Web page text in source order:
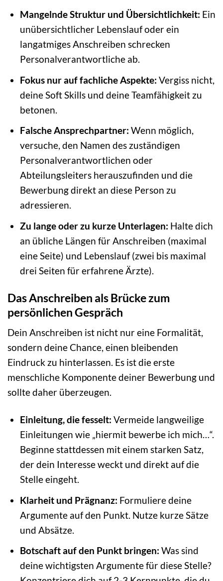
Mangelnde Struktur und Übersichtlichkeit: Ein
unübersichtlicher Lebenslauf oder ein
langatmiges Anschreiben schrecken
Personalverantwortliche ab.
Fokus nur auf fachliche Aspekte: Vergiss nicht,
deine Soft Skills und deine Teamfähigkeit zu
betonen.
Falsche Ansprechpartner: Wenn möglich,
versuche, den Namen des zuständigen
Personalverantwortlichen oder
Abteilungsleiters herauszufinden und die
Bewerbung direkt an diese Person zu
adressieren.
Zu lange oder zu kurze Unterlagen: Halte dich
an übliche Längen für Anschreiben (maximal
eine Seite) und Lebenslauf (zwei bis maximal
drei Seiten für erfahrene Ärzte).
Das Anschreiben als Brücke zum
persönlichen Gespräch
Dein Anschreiben ist nicht nur eine Formalität,
sondern deine Chance, einen bleibenden
Eindruck zu hinterlassen. Es ist die erste
menschliche Komponente deiner Bewerbung und
sollte daher überzeugen.
Einleitung, die fesselt: Vermeide langweilige
Einleitungen wie „hiermit bewerbe ich mich…“.
Beginne stattdessen mit einem starken Satz,
der dein Interesse weckt und direkt auf die
Stelle eingeht.
Klarheit und Prägnanz: Formuliere deine
Argumente auf den Punkt. Nutze kurze Sätze
und Absätze.
Botschaft auf den Punkt bringen: Was sind
deine wichtigsten Argumente für diese Stelle?